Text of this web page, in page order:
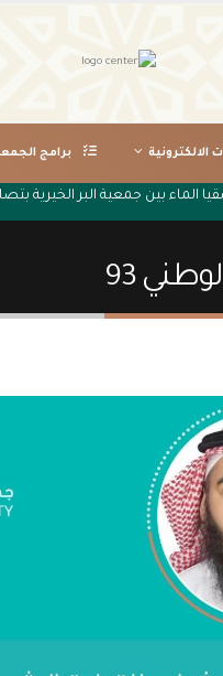
الالكترونية برامج
الماء بين جمعية البر
93